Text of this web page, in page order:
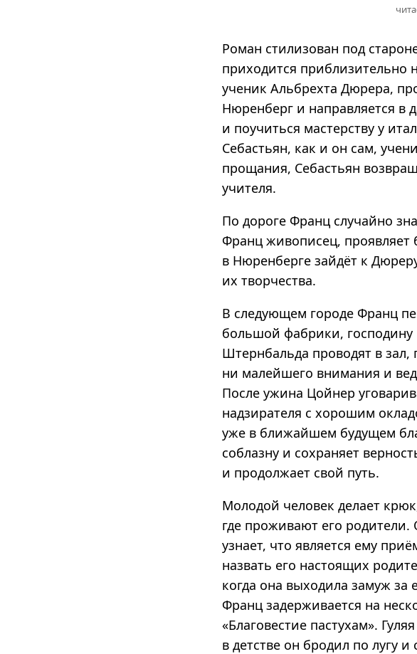
Роман стилизован под
приходится приблизительно
ученик Альбрехта Дюрера,
Нюренберг и направляется в
и поучиться мастерству у
Себастьян, как и он сам,
прощания, Себастьян
учителя.
По дороге Франц случайно
Франц живописец, проявляет
в Нюренберге зайдёт к
их творчества.
В следующем городе Франц
большой фабрики, господину
Штернбальда проводят в зал,
ни малейшего внимания и
После ужина Цойнер
надзирателя с хорошим
уже в ближайшем будущем
соблазну и сохраняет
и продолжает свой путь.
Молодой человек делает
где проживают его
узнает, что является ему
назвать его настоящих
когда она выходила замуж за
Франц задерживается на
«Благовестие пастухам».
в детстве он бродил по лугу